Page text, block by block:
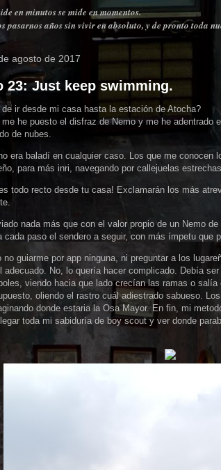
en minutos se mide en momentos.
pasarnos años sin vivir en absoluto, y de pronto toda
agosto de 2017
23: Just keep swimming.
ir desde mi casa hasta la estación de Atocha?
he puesto el disfraz de Nemo y me he adentrado
de nubes.
era baladí en cualquier caso. Los que me conocen
para más inri, navegando por callejuelas
todo recto desde tu casa! Exclamarán los más
nada más que con el valor propio de un Nemo
cada paso el sendero a seguir, con más ímpetu que
no guiarme por app ninguna, ni preguntar a los
adecuado. No, lo quería hacer complicado. Debía
viendo hacia que lado crecían las ramas o
oliendo el rastro cuál adiestrado sabueso.
donde estaria la Osa Mayor. En fin, mi
toda mi sabiduría de boy scout y ver donde